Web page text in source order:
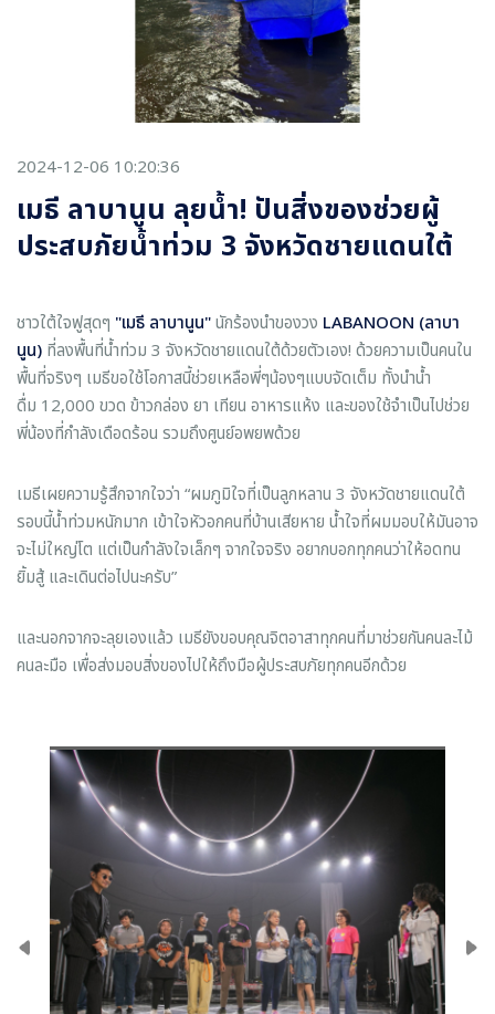
2024-12-06 10:20:36
เมธี ลาบานูน ลุยน้ำ! ปันสิ่งของช่วยผู้
ประสบภัยน้ำท่วม 3 จังหวัดชายแดนใต้
ชาวใต้ใจฟูสุดๆ "เมธี ลาบานูน"นักร้องนำของวง LABANOON (ลาบา
นูน) ที่ลงพื้นที่น้ำท่วม 3 จังหวัดชายแดนใต้ด้วยตัวเอง! ด้วยความเป็นคนใน
พื้นที่จริงๆ เมธีขอใช้โอกาสนี้ช่วยเหลือพี่ๆน้องๆแบบจัดเต็ม ทั้งนำน้ำ
ดื่ม 12,000 ขวด ข้าวกล่อง ยา เทียน อาหารแห้ง และของใช้จำเป็นไปช่วย
พี่น้องที่กำลังเดือดร้อน รวมถึงศูนย์อพยพด้วย
เมธีเผยความรู้สึกจากใจว่า “ผมภูมิใจที่เป็นลูกหลาน 3 จังหวัดชายแดนใต้
รอบนี้น้ำท่วมหนักมาก เข้าใจหัวอกคนที่บ้านเสียหาย น้ำใจที่ผมมอบให้มันอาจ
จะไม่ใหญ่โต แต่เป็นกำลังใจเล็กๆ จากใจจริง อยากบอกทุกคนว่าให้อดทน
ยิ้มสู้ และเดินต่อไปนะครับ”
และนอกจากจะลุยเองแล้ว เมธียังขอบคุณจิตอาสาทุกคนที่มาช่วยกันคนละไม้
คนละมือ เพื่อส่งมอบสิ่งของไปให้ถึงมือผู้ประสบภัยทุกคนอีกด้วย